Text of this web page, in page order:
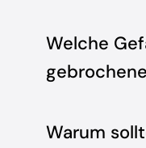
Welche
Warum